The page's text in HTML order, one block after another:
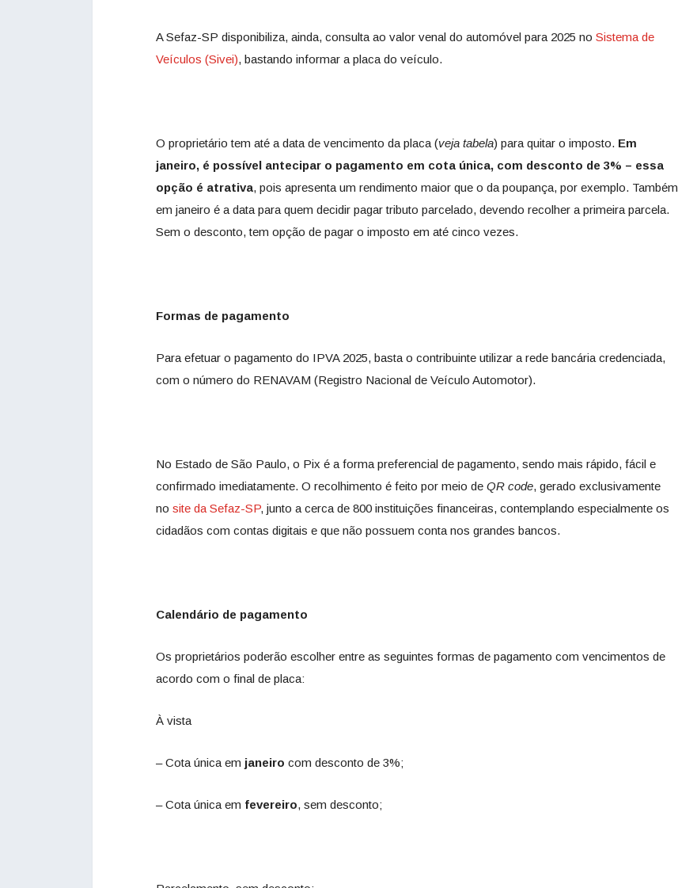
A Sefaz-SP disponibiliza, ainda, consulta ao valor venal do automóvel para 2025 no Sistema de
Veículos (Sivei), bastando informar a placa do veículo.
O proprietário tem até a data de vencimento da placa (veja tabela) para quitar o imposto. Em
janeiro, é possível antecipar o pagamento em cota única, com desconto de 3% – essa
opção é atrativa, pois apresenta um rendimento maior que o da poupança, por exemplo. Também
em janeiro é a data para quem decidir pagar tributo parcelado, devendo recolher a primeira parcela.
Sem o desconto, tem opção de pagar o imposto em até cinco vezes.
Formas de pagamento
Para efetuar o pagamento do IPVA 2025, basta o contribuinte utilizar a rede bancária credenciada,
com o número do RENAVAM (Registro Nacional de Veículo Automotor).
No Estado de São Paulo, o Pix é a forma preferencial de pagamento, sendo mais rápido, fácil e
confirmado imediatamente. O recolhimento é feito por meio de QR code, gerado exclusivamente
no site da Sefaz-SP, junto a cerca de 800 instituições financeiras, contemplando especialmente os
cidadãos com contas digitais e que não possuem conta nos grandes bancos.
Calendário de pagamento
Os proprietários poderão escolher entre as seguintes formas de pagamento com vencimentos de
acordo com o final de placa:
À vista
– Cota única em janeiro com desconto de 3%;
– Cota única em fevereiro, sem desconto;